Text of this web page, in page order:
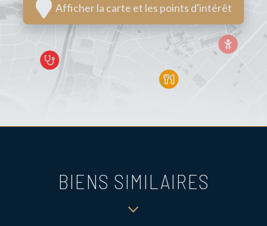
Afficher la carte et les points d'intérêt
BIENS SIMILAIRES